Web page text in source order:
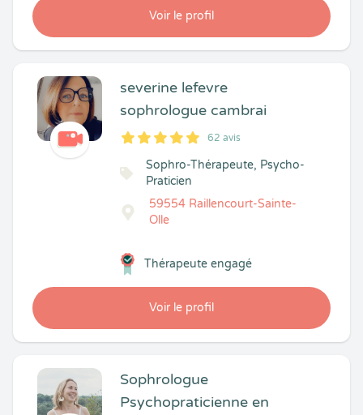
Voir le profil
severine lefevre
sophrologue cambrai
5
1
5
62 62 avis
Sophro-Thérapeute, Psycho-
Praticien
59554 Raillencourt-Sainte-
Olle
Voir le profil
Thérapeute engagé
Sophrologue
Psychopraticienne en